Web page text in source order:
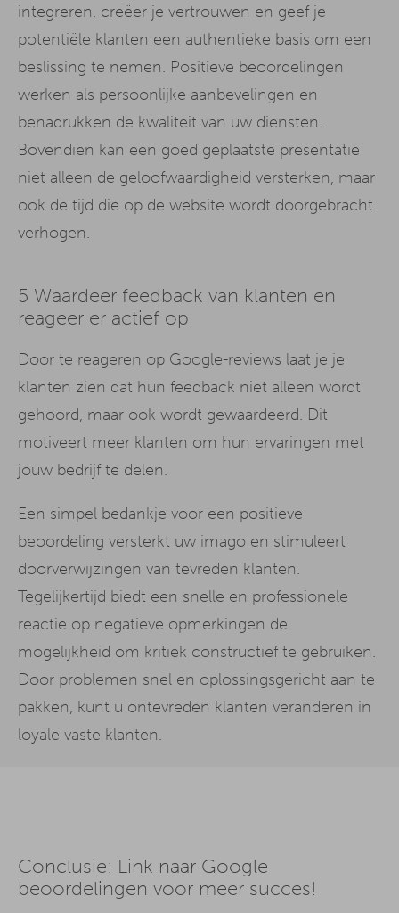
integreren, creëer je vertrouwen en geef je
potentiële klanten een authentieke basis om een
beslissing te nemen. Positieve beoordelingen
werken als persoonlijke aanbevelingen en
benadrukken de kwaliteit van uw diensten.
Bovendien kan een goed geplaatste presentatie
niet alleen de geloofwaardigheid versterken, maar
ook de tijd die op de website wordt doorgebracht
verhogen.
5 Waardeer feedback van klanten en
reageer er actief op
Door te reageren op Google-reviews laat je je
klanten zien dat hun feedback niet alleen wordt
gehoord, maar ook wordt gewaardeerd. Dit
motiveert meer klanten om hun ervaringen met
jouw bedrijf te delen.
Een simpel bedankje voor een positieve
beoordeling versterkt uw imago en stimuleert
doorverwijzingen van tevreden klanten.
Tegelijkertijd biedt een snelle en professionele
reactie op negatieve opmerkingen de
mogelijkheid om kritiek constructief te gebruiken.
Door problemen snel en oplossingsgericht aan te
pakken, kunt u ontevreden klanten veranderen in
loyale vaste klanten.
Conclusie: Link naar Google
beoordelingen voor meer succes!